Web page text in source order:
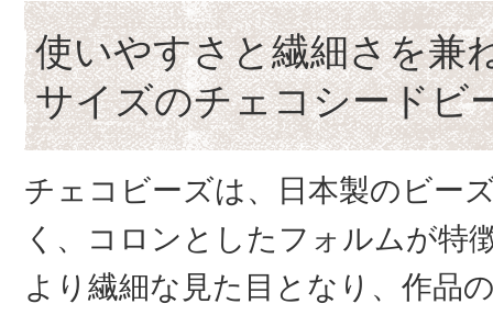
使いやすさと繊細さを兼
サイズのチェコシードビ
チェコビーズは、日本製のビー
く、コロンとしたフォルムが特
より繊細な見た目となり、作品